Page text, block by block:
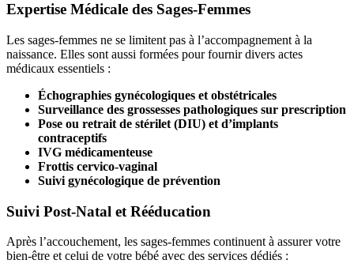
Expertise Médicale des Sages-Femmes
Les sages-femmes ne se limitent pas à l’accompagnement à la
naissance. Elles sont aussi formées pour fournir divers actes
médicaux essentiels :
Échographies gynécologiques et obstétricales
Surveillance des grossesses pathologiques sur prescription
Pose ou retrait de stérilet (DIU) et d’implants
contraceptifs
IVG médicamenteuse
Frottis cervico-vaginal
Suivi gynécologique de prévention
Suivi Post-Natal et Rééducation
Après l’accouchement, les sages-femmes continuent à assurer votre
bien-être et celui de votre bébé avec des services dédiés :